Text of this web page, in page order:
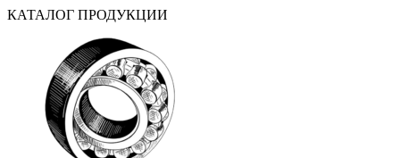
КАТАЛОГ ПРОДУКЦИИ